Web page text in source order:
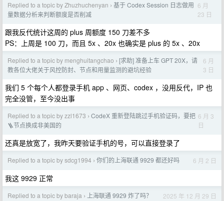
Replied to a topic by Zhuzhuchenyan › 基于 Codex Session 日志做用
量数据分析来判断额度是否削减
6 月
23 日
跟我反代统计这周的 plus 周额度 150 刀差不多
PS：上周是 100 刀，而且 5x 、20x 也确实是 plus 的 5x 、20x
Replied to a topic by menghuitangchao › [求助] 准备上车 GPT 20X，请
教各位大佬关于风控防封、节点和用量监测的避坑经验
6 月
3 日
我们 5 个每个人都登录手机 app 、网页、codex ，没用反代，IP 也
完全没管，至今没出事
Replied to a topic by zzl1673 › CodeX 重新登陆跳过手机验证码，要把
🪜节点换成非美国的
6 月 3
日
还真是放宽了，我昨天要验证手机的号，可以直接登录了
Replied to a topic by sdcg1994 › 你们的上海联通 9929 都还好吗 6 月 2 日
我这 9929 正常
Replied to a topic by baraja › 上海联通 9929 炸了吗？ 2025 年 12 月 29 日